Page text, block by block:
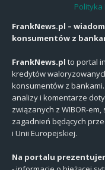
Polityka
FrankNews.pl –
konsumentów z
FrankNews.pl to portal
kredytów
konsumentów z
analizy i komentarze
związanych z WIBOR-
zagadnień będących
i Unii Europejskiej.
Na portalu